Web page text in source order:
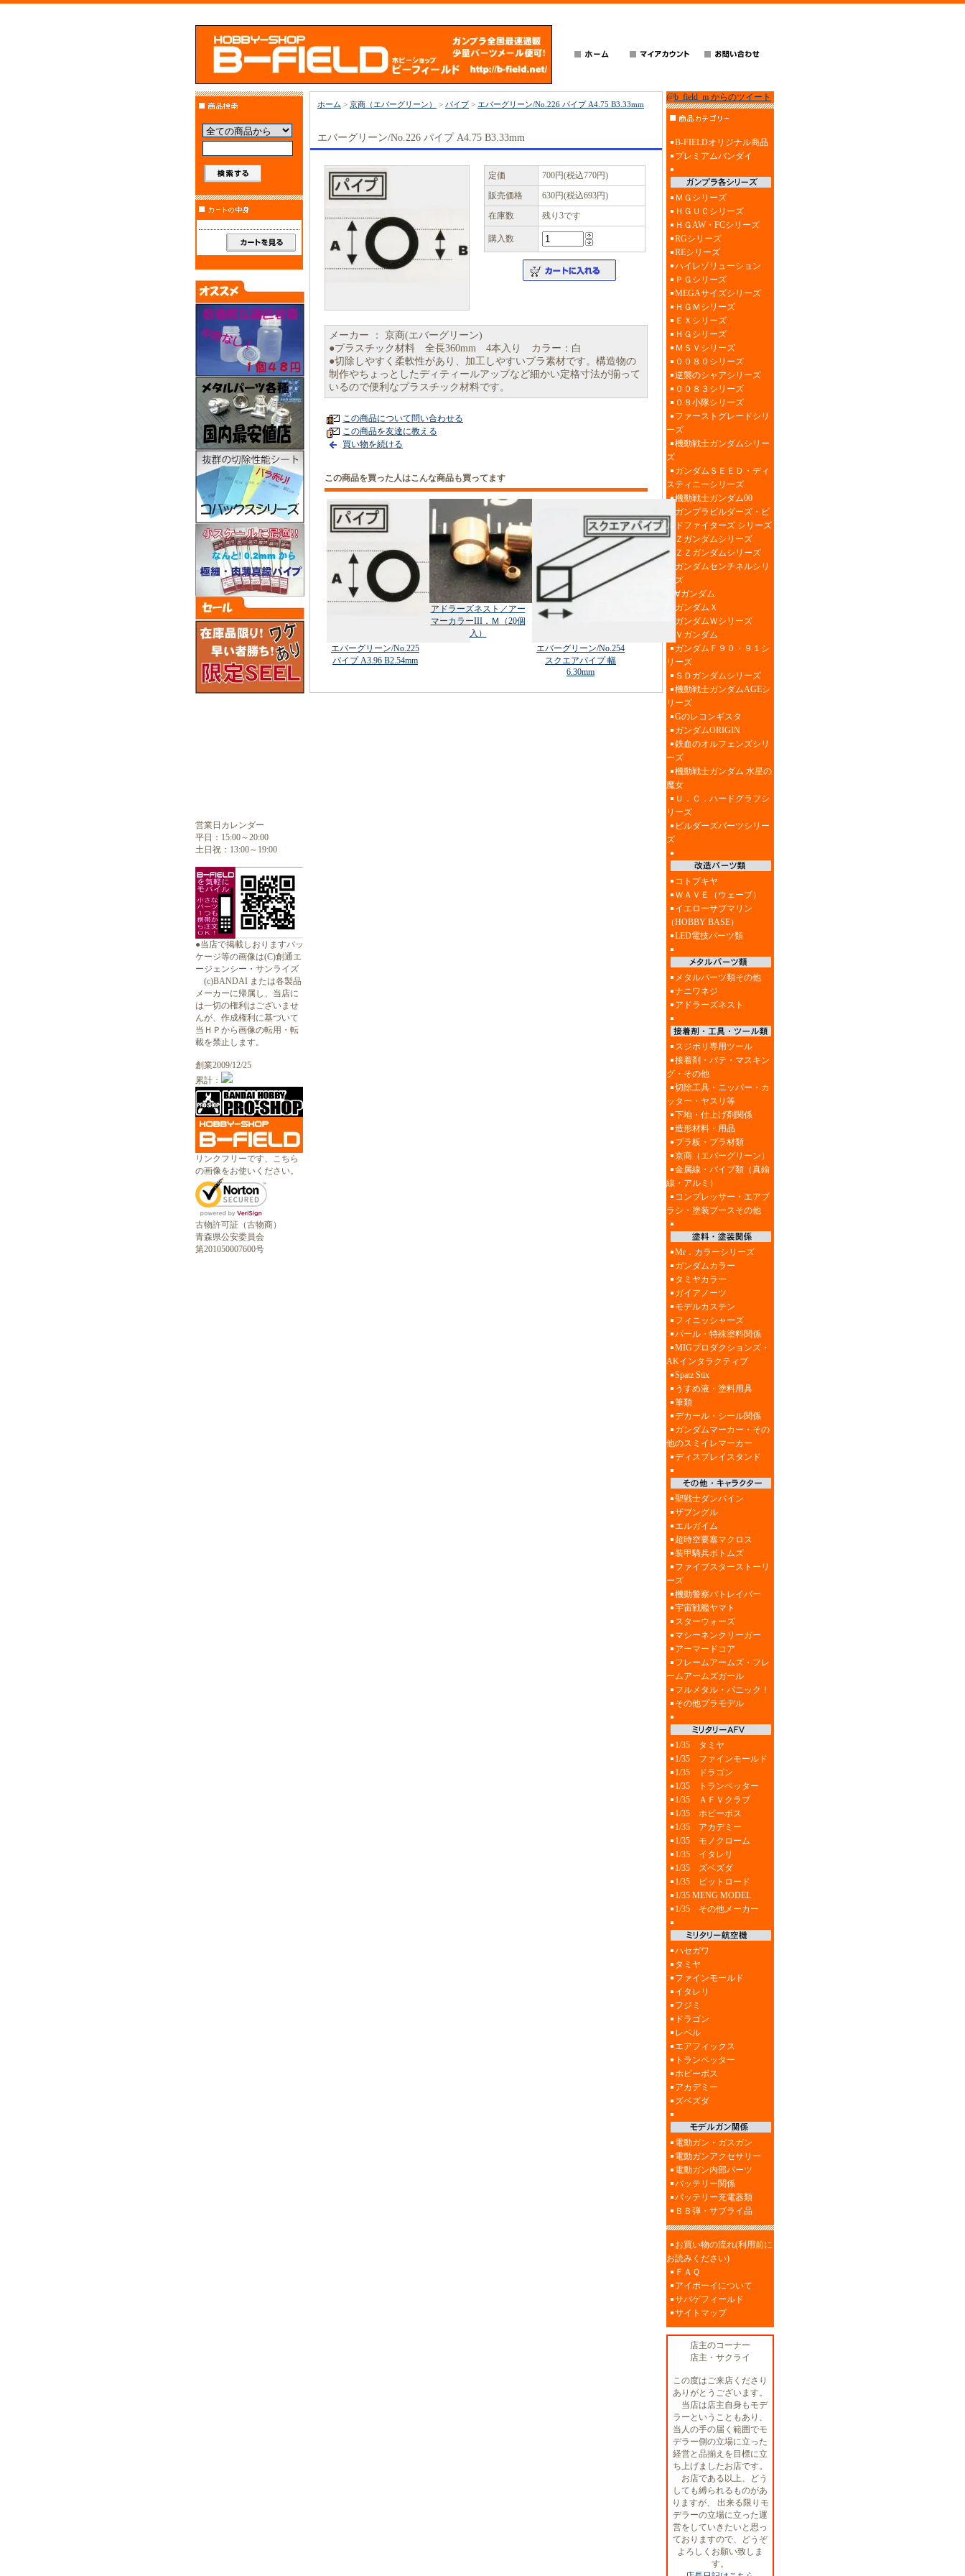
営業日カレンダー
平日：15:00～20:00
土日祝：13:00～19:00
●当店で掲載しおりますパッ
ケージ等の画像は(C)創通エ
ージェンシー・サンライズ
(c)BANDAI または各製品
メーカーに帰属し、当店に
は一切の権利はございませ
んが、作成権利に基づいて
当ＨＰから画像の転用・転
載を禁止します。
創業2009/12/25
累計：
リンクフリーです、こちら
の画像をお使いください。
古物許可証（古物商）
青森県公安委員会
第201050007600号
ホーム > 京商（エバーグリーン） > パイプ> エバーグリーン/No.226 パイプ A4.75 B3.33mm
エバーグリーン/No.226 パイプ A4.75 B3.33mm
定価
700円(税込770円)
販売価格
630円(税込693円)
在庫数
残り3です
購入数
メーカー ： 京商(エバーグリーン)
●プラスチック材料 全長360mm 4本入り カラー：白
●切除しやすく柔軟性があり、加工しやすいプラ素材です。構造物の
制作やちょっとしたディティールアップなど細かい定格寸法が揃って
いるので便利なプラスチック材料です。
この商品について問い合わせる
この商品を友達に教える
買い物を続ける
この商品を買った人はこんな商品も買ってます
エバーグリーン/No.225
パイプ A3.96 B2.54mm
アドラーズネスト／アー
マーカラーIII．Ｍ（20個
入）
エバーグリーン/No.254
スクエアパイプ 幅
6.30mm
@b_field_m からのツイート
B-FIELDオリジナル商品
プレミアムバンダイ
ＭＧシリーズ
ＨＧＵＣシリーズ
ＨＧAW・FCシリーズ
RGシリーズ
REシリーズ
ハイレゾリューション
ＰＧシリーズ
MEGAサイズシリーズ
ＨＧＭシリーズ
ＥＸシリーズ
ＨＧシリーズ
ＭＳＶシリーズ
００８０シリーズ
逆襲のシャアシリーズ
００８３シリーズ
０８小隊シリーズ
ファーストグレードシリ
ーズ
機動戦士ガンダムシリー
ズ
ガンダムＳＥＥＤ・ディ
スティニーシリーズ
機動戦士ガンダム00
ガンプラビルダーズ・ビ
ルドファイターズ シリーズ
Ｚガンダムシリーズ
ＺＺガンダムシリーズ
ガンダムセンチネルシリ
ーズ
∀ガンダム
ガンダムＸ
ガンダムＷシリーズ
Ｖガンダム
ガンダムＦ９０・９１シ
リーズ
ＳＤガンダムシリーズ
機動戦士ガンダムAGEシ
リーズ
Gのレコンギスタ
ガンダムORIGIN
鉄血のオルフェンズシリ
ーズ
機動戦士ガンダム 水星の
魔女
Ｕ．Ｃ．ハードグラフシ
リーズ
ビルダーズパーツシリー
ズ
コトブキヤ
ＷＡＶＥ（ウェーブ）
イエローサブマリン
（HOBBY BASE）
LED電技パーツ類
メタルパーツ類その他
ナニワネジ
アドラーズネスト
スジボリ専用ツール
接着剤・パテ・マスキン
グ・その他
切除工具・ニッパー・カ
ッター・ヤスリ等
下地・仕上げ剤関係
造形材料・用品
プラ板・プラ材類
京商（エバーグリーン）
金属線・パイプ類（真鍮
線・アルミ）
コンプレッサー・エアブ
ラシ・塗装ブースその他
Mr．カラーシリーズ
ガンダムカラー
タミヤカラー
ガイアノーツ
モデルカステン
フィニッシャーズ
パール・特殊塗料関係
MIGプロダクションズ・
AKインタラクティブ
Spatz Stix
うすめ液・塗料用具
筆類
デカール・シール関係
ガンダムマーカー・その
他のスミイレマーカー
ディスプレイスタンド
聖戦士ダンバイン
ザブングル
エルガイム
超時空要塞マクロス
装甲騎兵ボトムズ
ファイブスターストーリ
ーズ
機動警察パトレイバー
宇宙戦艦ヤマト
スターウォーズ
マシーネンクリーガー
アーマードコア
フレームアームズ・フレ
ームアームズガール
フルメタル・パニック！
その他プラモデル
1/35 タミヤ
1/35 ファインモールド
1/35 ドラゴン
1/35 トランペッター
1/35 ＡＦＶクラブ
1/35 ホビーボス
1/35 アカデミー
1/35 モノクローム
1/35 イタレリ
1/35 ズベズダ
1/35 ピットロード
1/35 MENG MODEL
1/35 その他メーカー
ハセガワ
タミヤ
ファインモールド
イタレリ
フジミ
ドラゴン
レベル
エアフィックス
トランペッター
ホビーボス
アカデミー
ズベズダ
電動ガン・ガスガン
電動ガンアクセサリー
電動ガン内部パーツ
バッテリー関係
バッテリー充電器類
ＢＢ弾・サブライ品
お買い物の流れ(利用前に
お読みください)
ＦＡＱ
アイボーイについて
サバゲフィールド
サイトマップ
店主のコーナー
店主・サクライ
この度はご来店くださり
ありがとうございます。
当店は店主自身もモデ
ラーということもあり、
当人の手の届く範囲でモ
デラー側の立場に立った
経営と品揃えを目標に立
ち上げましたお店です。
お店である以上、どう
しても縛られるものがあ
りますが、 出来る限りモ
デラーの立場に立った運
営をしていきたいと思っ
ておりますので、どうぞ
よろしくお願い致しま
す。